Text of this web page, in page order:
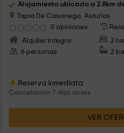
Alojamiento ubicado a 2.8km
Tapia De Casariego, Asturias
0 opiniones
Alquiler íntegro
2
6 personas
2
Reserva inmediata
Cancelación 7 días antes
VER